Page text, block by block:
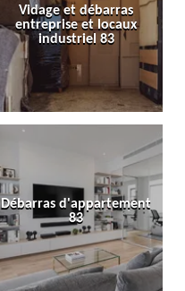
Vidage et débarras
entreprise et locaux
industriel 83
Débarras d'appartement
83